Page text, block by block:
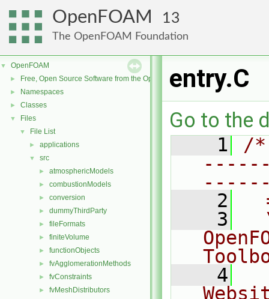
OpenFOAM 13
The OpenFOAM Foundation
▼ OpenFOAM
► Free, Open Source Software from the OpenFOAM Foundation
► Namespaces
► Classes
▼ Files
▼ File List
► applications
▼ src
► atmosphericModels
► combustionModels
► conversion
► dummyThirdParty
► fileFormats
► finiteVolume
► functionObjects
► fvAgglomerationMethods
► fvConstraints
► fvMeshDistributors
entry.C
Go to the
    1
/
    2
    3
    4